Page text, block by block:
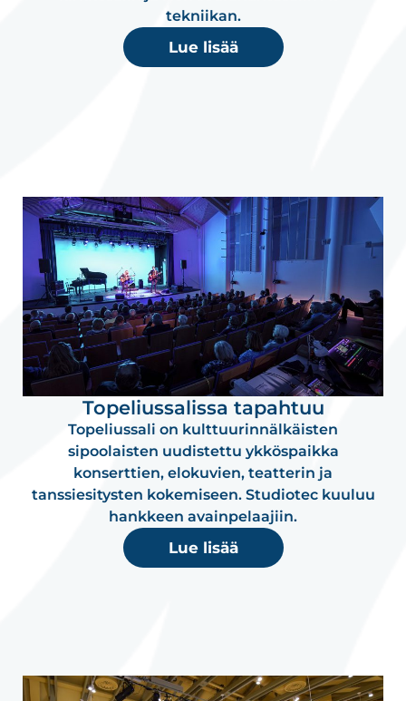
tekniikan.
Lue lisää
Topeliussalissa tapahtuu
Topeliussali on kulttuurinnälkäisten
sipoolaisten uudistettu ykköspaikka
konserttien, elokuvien, teatterin ja
tanssiesitysten kokemiseen. Studiotec kuuluu
hankkeen avainpelaajiin.
Lue lisää